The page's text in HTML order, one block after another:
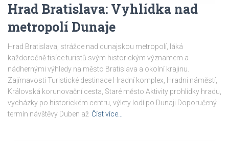
Hrad Bratislava: Vyhlídka nad
metropolí Dunaje
Hrad Bratislava, strážce nad dunajskou metropolí, láká
každoročně tisíce turistů svým historickým významem a
nádhernými výhledy na město Bratislava a okolní krajinu.
Zajímavosti Turistické destinace Hradní komplex, Hradní náměstí,
Královská korunovační cesta, Staré město Aktivity prohlídky hradu,
vycházky po historickém centru, výlety lodí po Dunaji Doporučený
termín návštěvy Duben až Číst více…